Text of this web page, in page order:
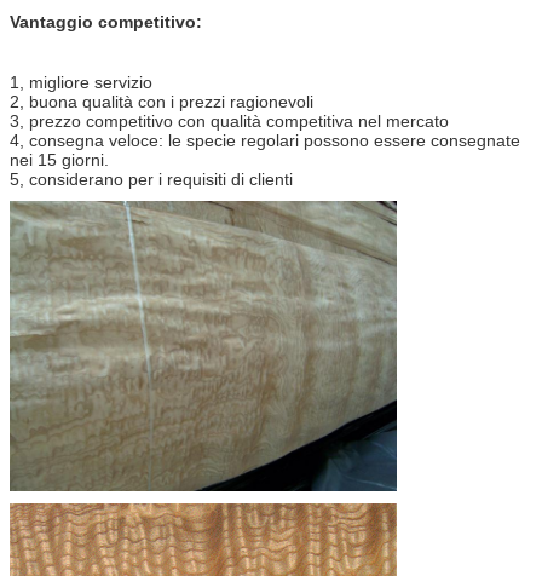
Vantaggio competitivo:
1, migliore servizio
2, buona qualità con i prezzi ragionevoli
3, prezzo competitivo con qualità competitiva nel mercato
4, consegna veloce: le specie regolari possono essere consegnate
nei 15 giorni.
5, considerano per i requisiti di clienti